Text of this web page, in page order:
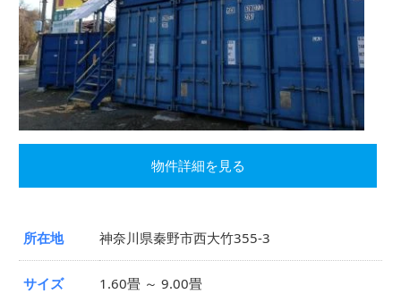
物件詳細を見る
所在地 神奈川県秦野市西大竹355-3
サイズ 1.60畳 ～ 9.00畳